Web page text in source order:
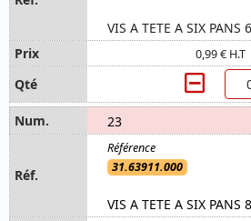
VIS A TETE A SIX PANS
0,99 € H.T
23
31.63911.000
VIS A TETE A SIX PANS